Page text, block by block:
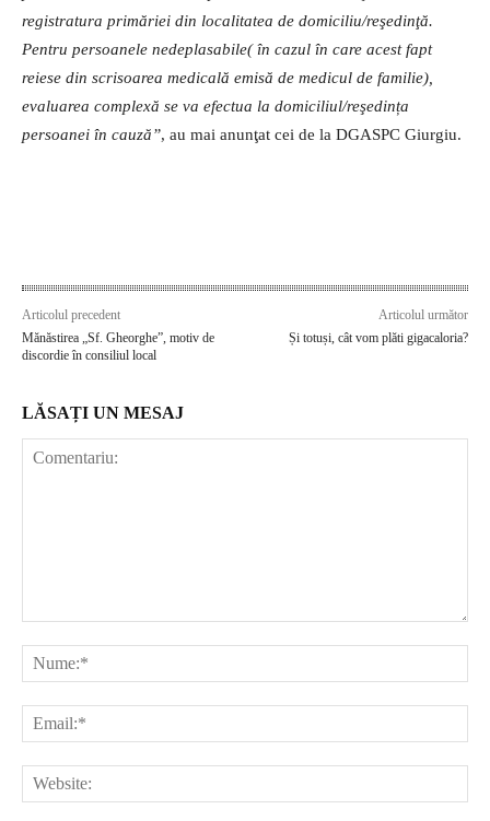
registratura primăriei din localitatea de domiciliu/reşedinţă.
Pentru persoanele nedeplasabile( în cazul în care acest fapt
reiese din scrisoarea medicală emisă de medicul de familie),
evaluarea complexă se va efectua la domiciliul/reşedința
persoanei în cauză”, au mai anunţat cei de la DGASPC Giurgiu.
Articolul precedent
Mănăstirea „Sf. Gheorghe”, motiv de
discordie în consiliul local
Articolul următor
Și totuși, cât vom plăti gigacaloria?
LĂSAȚI UN MESAJ